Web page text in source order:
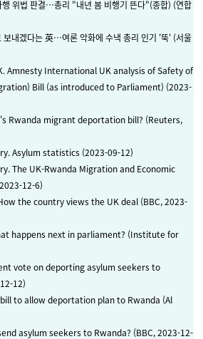
행 위법 판결…총리 "내년 봄 비행기 뜬다"(종합) (연합
보내겠다는 英…여론 악화에 수낵 총리 인기 '뚝' (서울
Amnesty International UK analysis of Safety of
Bill (as introduced to Parliament) (2023-
Rwanda migrant deportation bill? (Reuters,
Asylum statistics (2023-09-12)
The UK-Rwanda Migration and Economic
12-6)
the country views the UK deal (BBC, 2023-
happens next in parliament? (Institute for
vote on deporting asylum seekers to
12)
to allow deportation plan to Rwanda (Al
asylum seekers to Rwanda? (BBC, 2023-12-